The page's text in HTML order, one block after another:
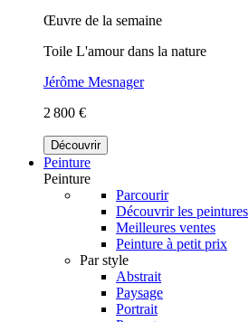
Œuvre de la semaine
Toile L'amour dans la nature
Jérôme Mesnager
2 800 €
Découvrir
Peinture
Peinture
Parcourir
Découvrir les peintures
Meilleures ventes
Peinture à petit prix
Par style
Abstrait
Paysage
Portrait